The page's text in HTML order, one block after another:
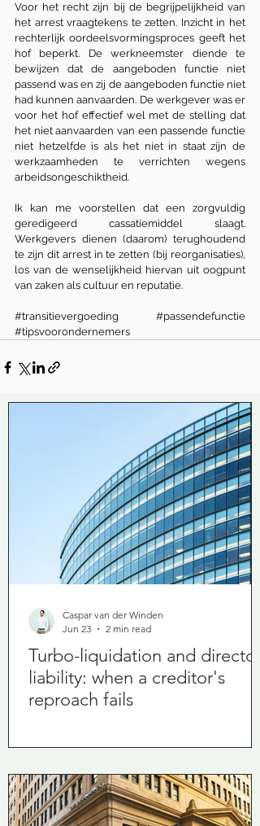
Voor het recht zijn bij de begrijpelijkheid van
het arrest vraagtekens te zetten. Inzicht in het
rechterlijk oordeelsvormingsproces geeft het
hof beperkt. De werkneemster diende te
bewijzen dat de aangeboden functie niet
passend was en zij de aangeboden functie niet
had kunnen aanvaarden. De werkgever was er
voor het hof effectief wel met de stelling dat
het niet aanvaarden van een passende functie
niet hetzelfde is als het niet in staat zijn de
werkzaamheden te verrichten wegens
arbeidsongeschiktheid.
Ik kan me voorstellen dat een zorgvuldig
geredigeerd cassatiemiddel slaagt.
Werkgevers dienen (daarom) terughoudend
te zijn dit arrest in te zetten (bij reorganisaties),
los van de wenselijkheid hiervan uit oogpunt
van zaken als cultuur en reputatie.
#transitievergoeding
#passendefunctie
#tipsvoorondernemers
Turbo-liquidation and director
liability: when a creditor's
reproach fails
Caspar van der Winden
Jun 23
2 min read